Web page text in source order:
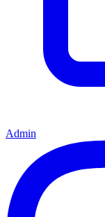
Admin